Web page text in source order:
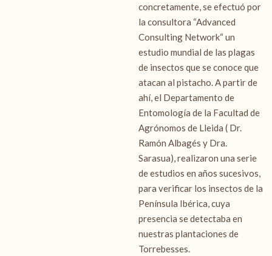
concretamente, se efectuó por
la consultora “Advanced
Consulting Network“ un
estudio mundial de las plagas
de insectos que se conoce que
atacan al pistacho. A partir de
ahí, el Departamento de
Entomología de la Facultad de
Agrónomos de Lleida ( Dr.
Ramón Albagés y Dra.
Sarasua), realizaron una serie
de estudios en años sucesivos,
para verificar los insectos de la
Península Ibérica, cuya
presencia se detectaba en
nuestras plantaciones de
Torrebesses.